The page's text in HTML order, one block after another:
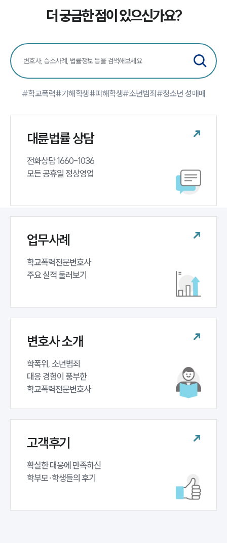
고객후기
학교폭력대응팀 업무
소식/자료
대륜법률상담예약
더 궁금한 점이 있으신가요?
#학교폭력#가해학생#피해학생#소년범죄#청소년 성매매
대륜법률 상담
전화상담 1660-1036
모든 공휴일 정상영업
업무사례
학교폭력전문변호사
주요 실적 둘러보기
변호사 소개
학폭위, 소년범죄
대응 경험이 풍부한
학교폭력전문변호사
고객후기
확실한 대응에 만족하신
학부모·학생들의 후기